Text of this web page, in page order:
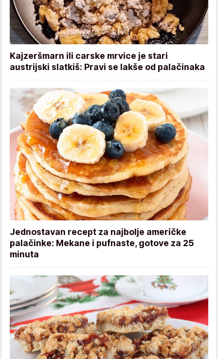
Kajzeršmarn ili carske mrvice je stari
austrijski slatkiš: Pravi se lakše od palačinaka
Jednostavan recept za najbolje američke
palačinke: Mekane i pufnaste, gotove za 25
minuta